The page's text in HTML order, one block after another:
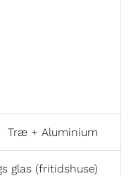
Træ + Aluminium
glas (fritidshuse)